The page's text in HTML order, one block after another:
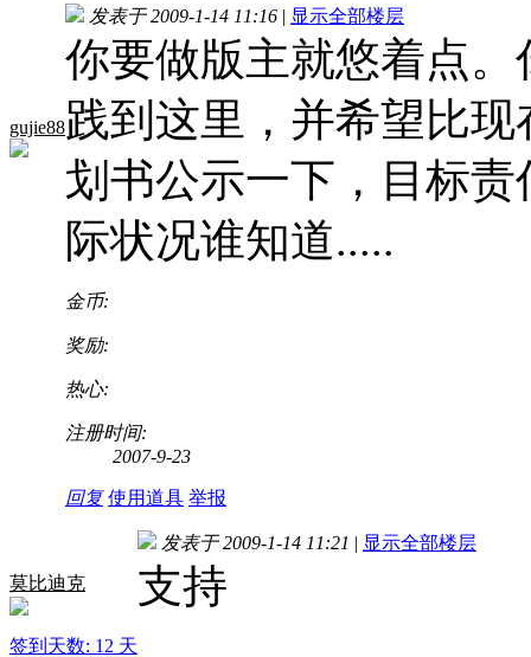
gujie88
发表于 2009-1-14 11:16 | 显示全部楼层
你要做版主就悠着点
践到这里，并希望比
划书公示一下，目标
际状况谁知道.....
金币:
奖励:
热心:
注册时间:
2007-9-23
回复 使用道具 举报
莫比迪克
签到天数: 12 天
发表于 2009-1-14 11:21 | 显示全部楼层
支持